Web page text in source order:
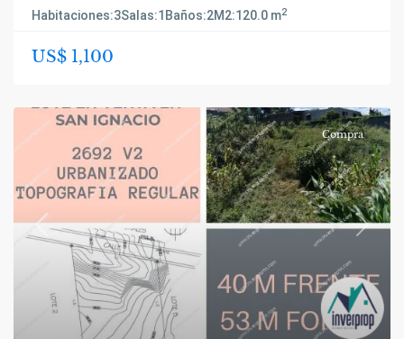
Habitaciones:3Salas:1 Baños:2M2:120.0 m2
US$ 1,100
Previous Next
Compra